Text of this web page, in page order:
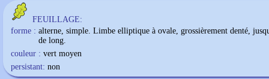
FEUILLAGE:
forme : alterne, simple. Limbe elliptique à ovale, grossièrement denté,
de long.
couleur : vert moyen
persistant: non